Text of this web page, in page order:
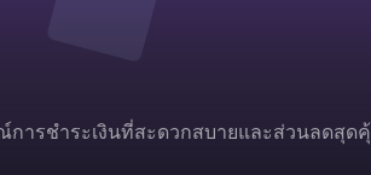
ารชำระเงินที่สะดวกสบายและส่วนลดสุด